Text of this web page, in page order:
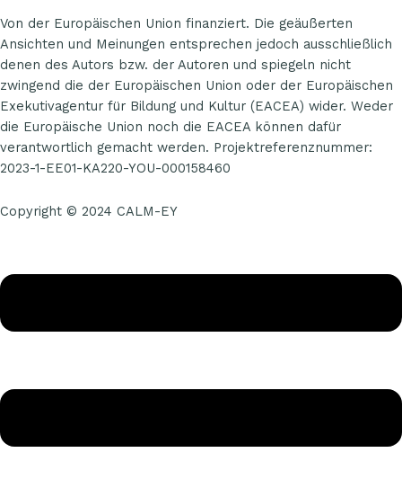
Von der Europäischen Union finanziert. Die geäußerten
Ansichten und Meinungen entsprechen jedoch ausschließlich
denen des Autors bzw. der Autoren und spiegeln nicht
zwingend die der Europäischen Union oder der Europäischen
Exekutivagentur für Bildung und Kultur (EACEA) wider. Weder
die Europäische Union noch die EACEA können dafür
verantwortlich gemacht werden. Projektreferenznummer:
2023-1-EE01-KA220-YOU-000158460
Copyright © 2024 CALM-EY